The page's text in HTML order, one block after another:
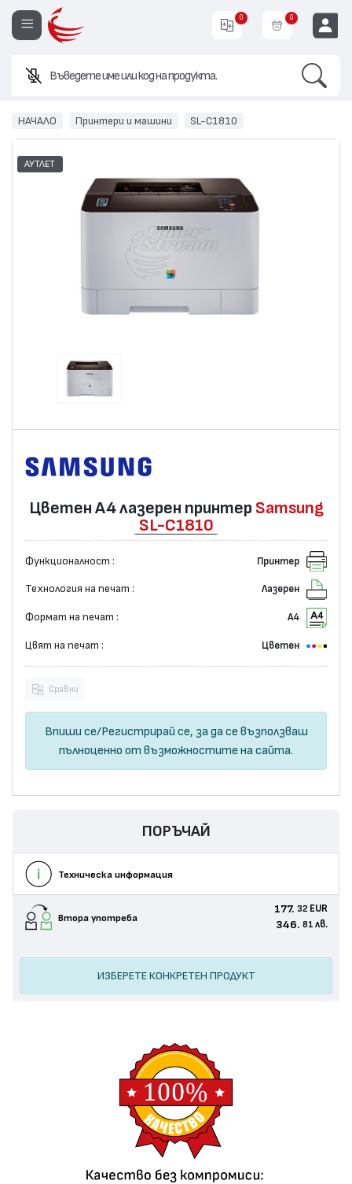
0 0
НАЧАЛО Принтери и машини SL-C1810
АУТЛЕТ
Цветен А4 лазерен принтер Samsung
SL-C1810
Функционалност : Принтер
Технология на печат : Лазерен
Формат на печат : А4
Цвят на печат : Цветен
Сравни
Впиши се/Регистрирай се, за да се възползваш
пълноценно от възможностите на сайта.
ПОРЪЧАЙ
Техническа информация
Втора употреба
177. 32 EUR
346. 81 лв.
ИЗБЕРЕТЕ КОНКРЕТЕН ПРОДУКТ